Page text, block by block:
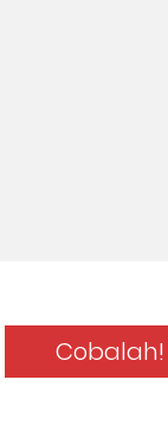
Cobalah!